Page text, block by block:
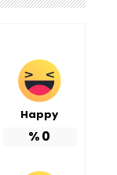
Happy
0
%